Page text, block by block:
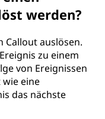
werden?
Callout auslösen.
zu einem
von Ereignissen
eine
das nächste